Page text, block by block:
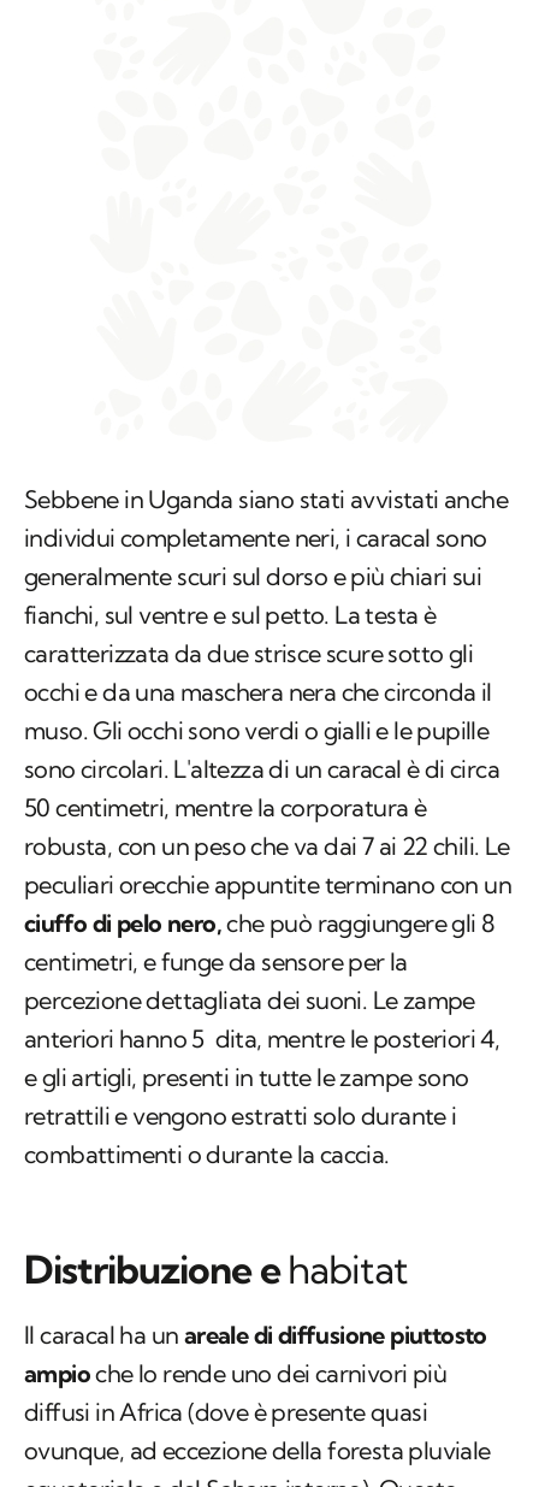
fianchi, sul ventre e sul petto. La testa è
caratterizzata da due strisce scure sotto gli
occhi e da una maschera nera che circonda il
muso. Gli occhi sono verdi o gialli e le pupille
sono circolari. L'altezza di un caracal è di circa
50 centimetri, mentre la corporatura è
robusta, con un peso che va dai 7 ai 22 chili. Le
peculiari orecchie appuntite terminano con un
ciuffo di pelo nero,che può raggiungere gli 8
centimetri, e funge da sensore per la
percezione dettagliata dei suoni. Le zampe
anteriori hanno 5 dita, mentre le posteriori 4,
e gli artigli, presenti in tutte le zampe sono
retrattili e vengono estratti solo durante i
combattimenti o durante la caccia.
Distribuzione ehabitat
ampioche lo rende uno dei carnivori più
ovunque, ad eccezione della foresta pluviale
equatoriale e del Sahara interno). Questo
animale, però, è diffuso anche nellapenisola
dell'Arabia Saudita, nel Sud Est della Turchia,